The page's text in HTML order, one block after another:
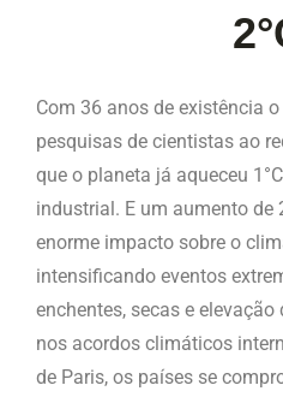
Com 36 anos de existência
pesquisas de cientistas ao
que o planeta já aqueceu
industrial. E um aumento de
enorme impacto sobre o
intensificando eventos
enchentes, secas e
nos acordos climáticos
de Paris, os países se